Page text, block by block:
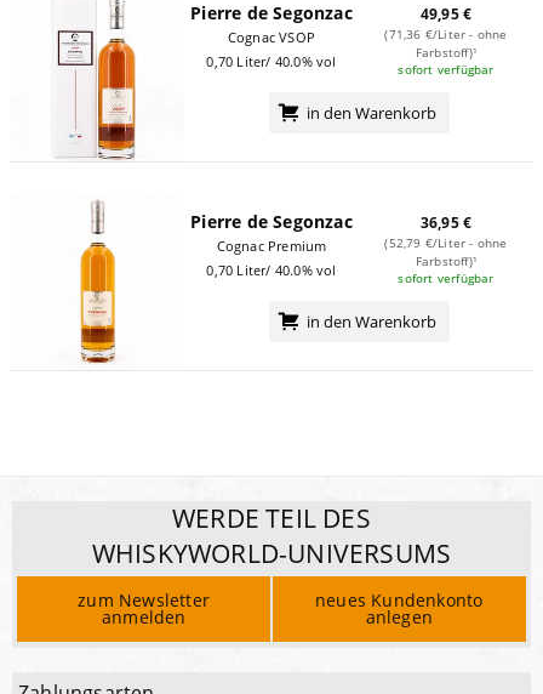
Pierre de Segonzac
Cognac VSOP
0,70 Liter/ 40.0% vol
49,95 €
(71,36 €/Liter - ohne
Farbstoff)¹
sofort verfügbar
in den Warenkorb
Pierre de Segonzac
Cognac Premium
0,70 Liter/ 40.0% vol
36,95 €
(52,79 €/Liter - ohne
Farbstoff)¹
sofort verfügbar
in den Warenkorb
WERDE TEIL DES
WHISKYWORLD-UNIVERSUMS
zum Newsletter
anmelden
neues Kundenkonto
anlegen